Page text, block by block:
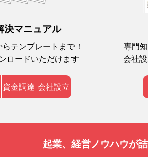
決マニュアル
テンプレートまで！
ロードいただけます
資金調達 会社設立
専門
会社
起業、経営ノウハウが